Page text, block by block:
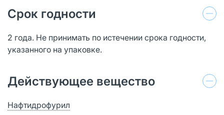
Срок годности
2 года. Не принимать по истечении срока годности,
указанного на упаковке.
Действующее вещество
Нафтидрофурил